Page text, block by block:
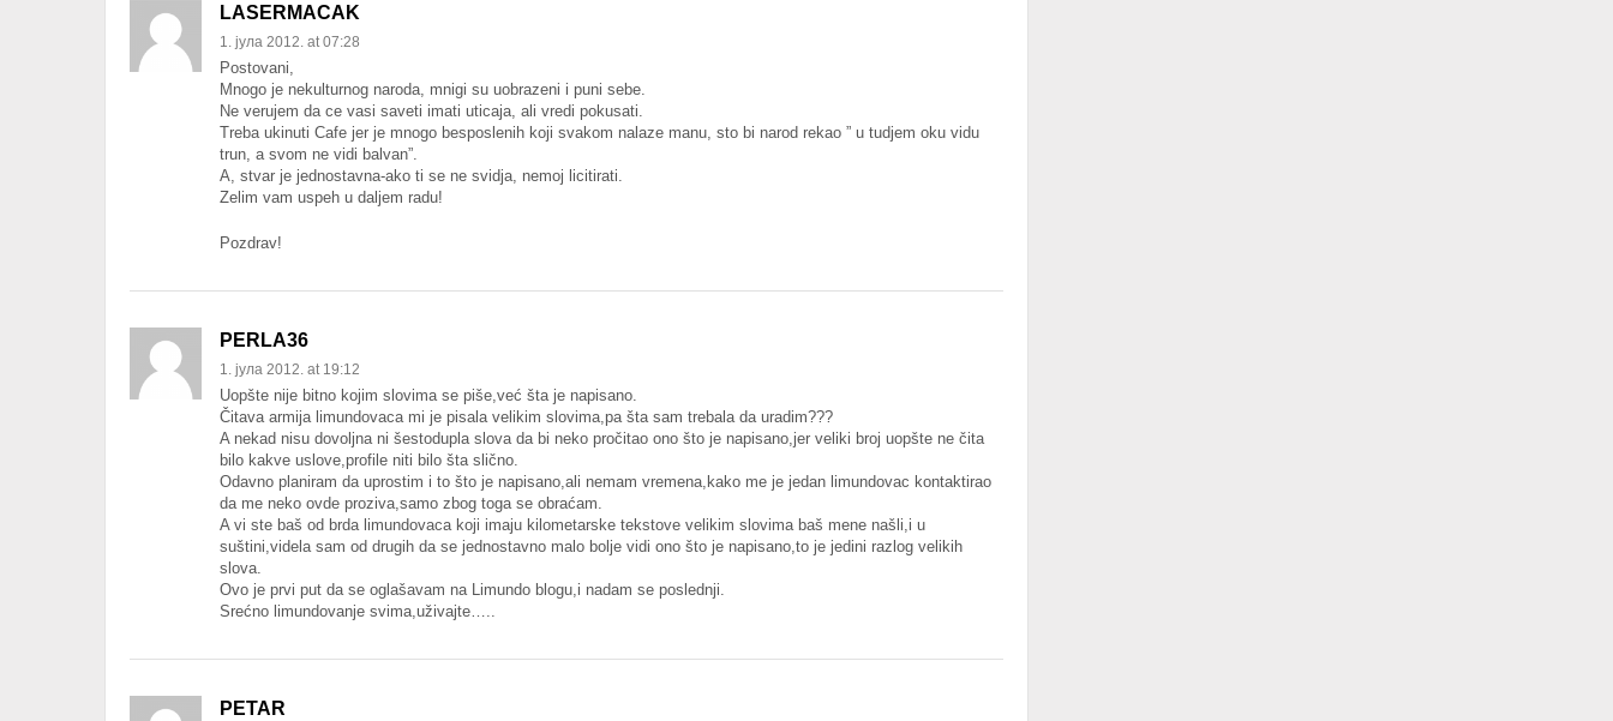
LASERMACAK
1. јула 2012. at 07:28
Postovani,
Mnogo je nekulturnog naroda, mnigi su uobrazeni i puni sebe.
Ne verujem da ce vasi saveti imati uticaja, ali vredi pokusati.
Treba ukinuti Cafe jer je mnogo besposlenih koji svakom nalaze manu, sto bi narod rekao ” u tudjem oku vidu
trun, a svom ne vidi balvan”.
A, stvar je jednostavna-ako ti se ne svidja, nemoj licitirati.
Zelim vam uspeh u daljem radu!
Pozdrav!
PERLA36
1. јула 2012. at 19:12
Uopšte nije bitno kojim slovima se piše,već šta je napisano.
Čitava armija limundovaca mi je pisala velikim slovima,pa šta sam trebala da uradim???
A nekad nisu dovoljna ni šestodupla slova da bi neko pročitao ono što je napisano,jer veliki broj uopšte ne čita
bilo kakve uslove,profile niti bilo šta slično.
Odavno planiram da uprostim i to što je napisano,ali nemam vremena,kako me je jedan limundovac kontaktirao
da me neko ovde proziva,samo zbog toga se obraćam.
A vi ste baš od brda limundovaca koji imaju kilometarske tekstove velikim slovima baš mene našli,i u
suštini,videla sam od drugih da se jednostavno malo bolje vidi ono što je napisano,to je jedini razlog velikih
slova.
Ovo je prvi put da se oglašavam na Limundo blogu,i nadam se poslednji.
Srećno limundovanje svima,uživajte…..
PETAR